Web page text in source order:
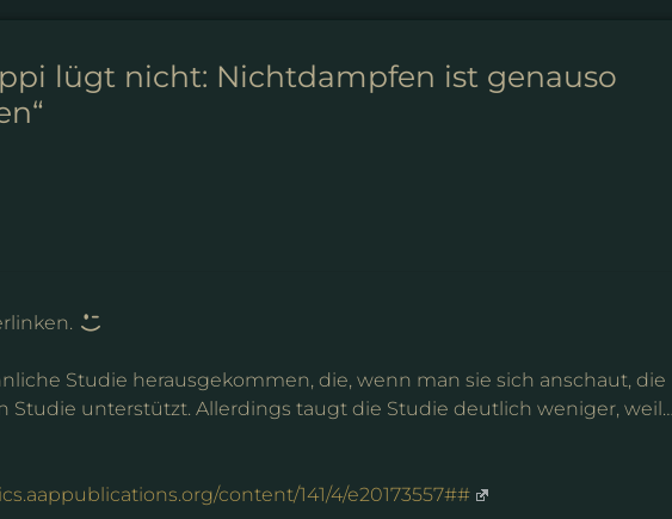
lügt nicht: Nichtdampfen ist genauso
Studie herausgekommen, die, wenn man sie sich anschaut, die
Studie unterstützt. Allerdings taugt die Studie deutlich weniger,
content/141/4/e20173557##